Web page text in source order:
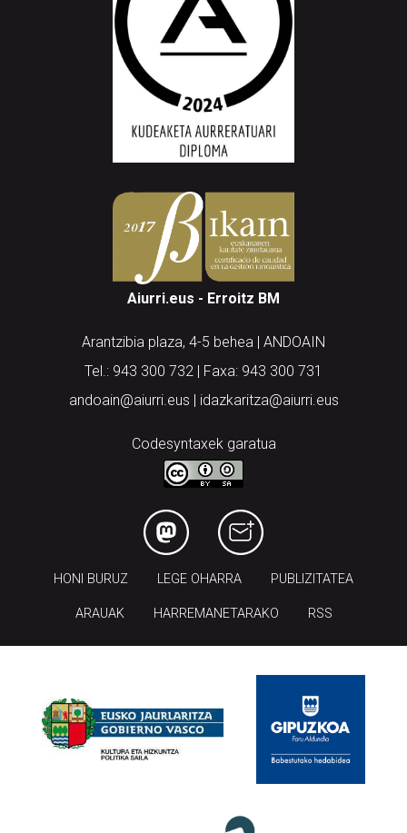
Aiurri.eus - Erroitz BM
Arantzibia plaza, 4-5 behea | ANDOAIN
Tel.: 943 300 732 | Faxa: 943 300 731
andoain@aiurri.eus | idazkaritza@aiurri.eus
Codesyntaxek garatua
HONI BURUZ LEGE OHARRA PUBLIZITATEA
ARAUAK HARREMANETARAKO RSS